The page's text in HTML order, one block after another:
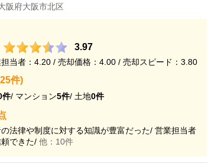
阪府大阪市北区
3.97
当者：4.20 / 売却価格：4.00 / 売却スピード：3.80
件)
件/ マンション5件/ 土地0件
法律や制度に対する知識が豊富だった/ 営業担当者
できた/ 他：10件